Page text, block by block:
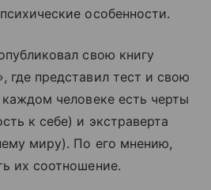
особенности.
свою книгу
где представил тест и свою
человеке есть черты
к себе) и экстраверта
миру). По его мнению,
их соотношение.